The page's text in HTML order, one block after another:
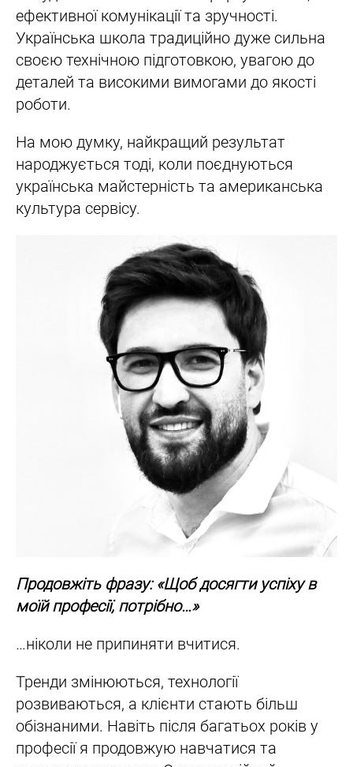
ефективної комунікації та зручності.
Українська школа традиційно дуже сильна
своєю технічною підготовкою, увагою до
деталей та високими вимогами до якості
роботи.
На мою думку, найкращий результат
народжується тоді, коли поєднуються
українська майстерність та американська
культура сервісу.
Продовжіть фразу: «Щоб досягти успіху в
моїй професії, потрібно…»
…ніколи не припиняти вчитися.
Тренди змінюються, технології
розвиваються, а клієнти стають більш
обізнаними. Навіть після багатьох років у
професії я продовжую навчатися та